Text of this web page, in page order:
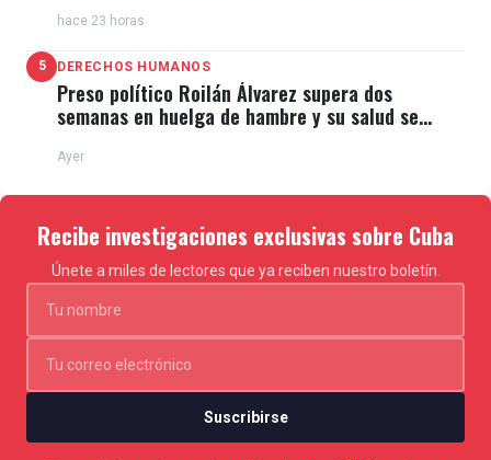
hace 23 horas
5 DERECHOS HUMANOS
Preso político Roilán Álvarez supera dos
semanas en huelga de hambre y su salud se
Ayer
Recibe investigaciones exclusivas sobre Cuba
Únete a miles de lectores que ya reciben nuestro boletín.
Suscribirse